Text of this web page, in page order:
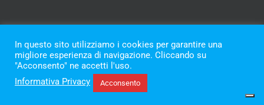
© Copyright 2021 - 2026 | Trozzi Autodemolizioni | p.iva 02388690428
In questo sito utilizziamo i cookies per garantire una
migliore esperienza di navigazione. Cliccando su
"Acconsento" ne accetti l'uso.
Informativa Privacy
Acconsento